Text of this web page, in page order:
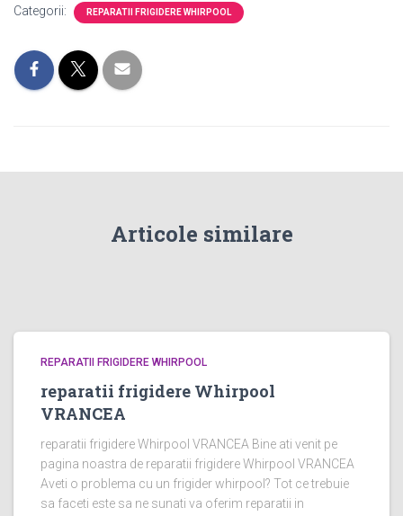
Categorii: REPARATII FRIGIDERE WHIRPOOL
Articole similare
REPARATII FRIGIDERE WHIRPOOL
reparatii frigidere Whirpool
VRANCEA
reparatii frigidere Whirpool VRANCEA Bine ati venit pe
pagina noastra de reparatii frigidere Whirpool VRANCEA
Aveti o problema cu un frigider whirpool? Tot ce trebuie
sa faceti este sa ne sunati va oferim reparatii in